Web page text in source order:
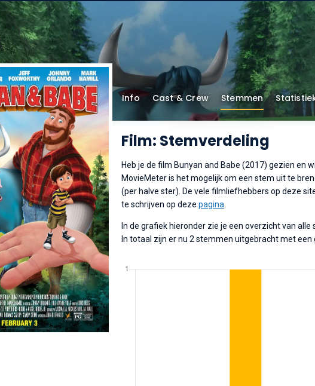
Info Cast & Crew Stemmen
Film: Stemverdeling
Heb je de film Bunyan and Babe (2017) gezien en
MovieMeter is het mogelijk om een stem uit te
(per halve ster). De vele filmliefhebbers op deze
te schrijven op deze pagina
In de grafiek hieronder zie je een overzicht van
In totaal zijn er nu 2 stemmen uitgebracht met een